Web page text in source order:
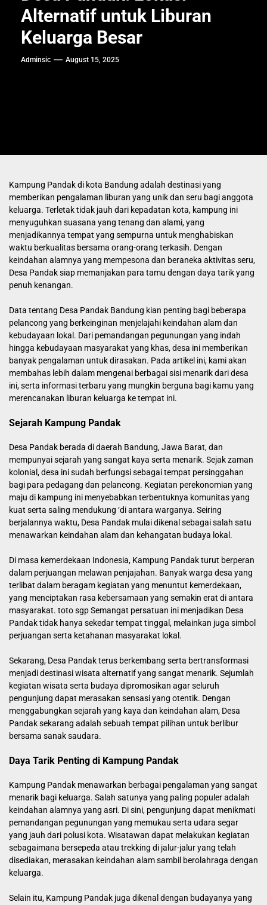
Alternatif untuk Liburan
Keluarga Besar
Adminsic August 15, 2025
Kampung Pandak di kota Bandung adalah destinasi yang
memberikan pengalaman liburan yang unik dan seru bagi anggota
keluarga. Terletak tidak jauh dari kepadatan kota, kampung ini
menyuguhkan suasana yang tenang dan alami, yang
menjadikannya tempat yang sempurna untuk menghabiskan
waktu berkualitas bersama orang-orang terkasih. Dengan
keindahan alamnya yang mempesona dan beraneka aktivitas seru,
Desa Pandak siap memanjakan para tamu dengan daya tarik yang
penuh kenangan.
Data tentang Desa Pandak Bandung kian penting bagi beberapa
pelancong yang berkeinginan menjelajahi keindahan alam dan
kebudayaan lokal. Dari pemandangan pegunungan yang indah
hingga kebudayaan masyarakat yang khas, desa ini memberikan
banyak pengalaman untuk dirasakan. Pada artikel ini, kami akan
membahas lebih dalam mengenai berbagai sisi menarik dari desa
ini, serta informasi terbaru yang mungkin berguna bagi kamu yang
merencanakan liburan keluarga ke tempat ini.
Sejarah Kampung Pandak
Desa Pandak berada di daerah Bandung, Jawa Barat, dan
mempunyai sejarah yang sangat kaya serta menarik. Sejak zaman
kolonial, desa ini sudah berfungsi sebagai tempat persinggahan
bagi para pedagang dan pelancong. Kegiatan perekonomian yang
maju di kampung ini menyebabkan terbentuknya komunitas yang
kuat serta saling mendukung ‘di antara warganya. Seiring
berjalannya waktu, Desa Pandak mulai dikenal sebagai salah satu
menawarkan keindahan alam dan kehangatan budaya lokal.
Di masa kemerdekaan Indonesia, Kampung Pandak turut berperan
dalam perjuangan melawan penjajahan. Banyak warga desa yang
terlibat dalam beragam kegiatan yang menuntut kemerdekaan,
yang menciptakan rasa kebersamaan yang semakin erat di antara
masyarakat. toto sgpSemangat persatuan ini menjadikan Desa
Pandak tidak hanya sekedar tempat tinggal, melainkan juga simbol
perjuangan serta ketahanan masyarakat lokal.
Sekarang, Desa Pandak terus berkembang serta bertransformasi
menjadi destinasi wisata alternatif yang sangat menarik. Sejumlah
kegiatan wisata serta budaya dipromosikan agar seluruh
pengunjung dapat merasakan sensasi yang otentik. Dengan
menggabungkan sejarah yang kaya dan keindahan alam, Desa
Pandak sekarang adalah sebuah tempat pilihan untuk berlibur
bersama sanak saudara.
Daya Tarik Penting di Kampung Pandak
Kampung Pandak menawarkan berbagai pengalaman yang sangat
menarik bagi keluarga. Salah satunya yang paling populer adalah
keindahan alamnya yang asri. Di sini, pengunjung dapat menikmati
pemandangan pegunungan yang memukau serta udara segar
yang jauh dari polusi kota. Wisatawan dapat melakukan kegiatan
sebagaimana bersepeda atau trekking di jalur-jalur yang telah
disediakan, merasakan keindahan alam sambil berolahraga dengan
keluarga.
Selain itu, Kampung Pandak juga dikenal dengan budayanya yang